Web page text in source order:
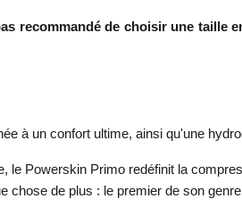
recommandé de choisir une taille
à un confort ultime, ainsi qu'une
Powerskin Primo redéfinit la
chose de plus : le premier de son